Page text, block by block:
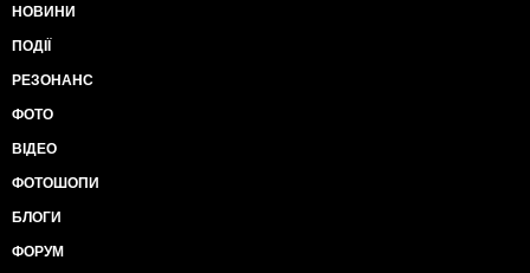
НОВИНИ
ПОДІЇ
РЕЗОНАНС
ФОТО
ВІДЕО
ФОТОШОПИ
БЛОГИ
ФОРУМ